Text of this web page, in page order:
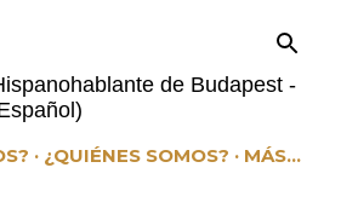
de Budapest -
¿QUIÉNES SOMOS? MÁS…